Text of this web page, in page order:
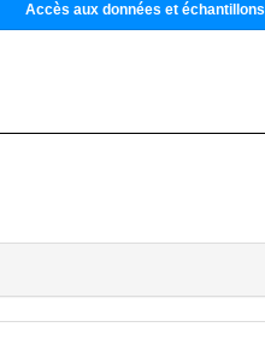
Accès aux données et échantillons